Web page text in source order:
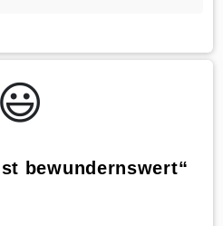
😃️
bewundernswert“